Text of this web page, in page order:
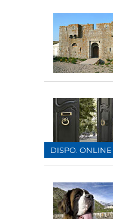
DISPO. ONLINE